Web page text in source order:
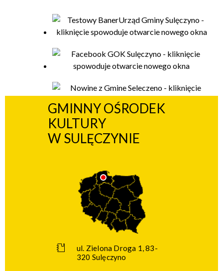
GMINNY OŚRODEK
KULTURY
W SULĘCZYNIE
ul. Zielona Droga 1, 83-
320 Sulęczyno